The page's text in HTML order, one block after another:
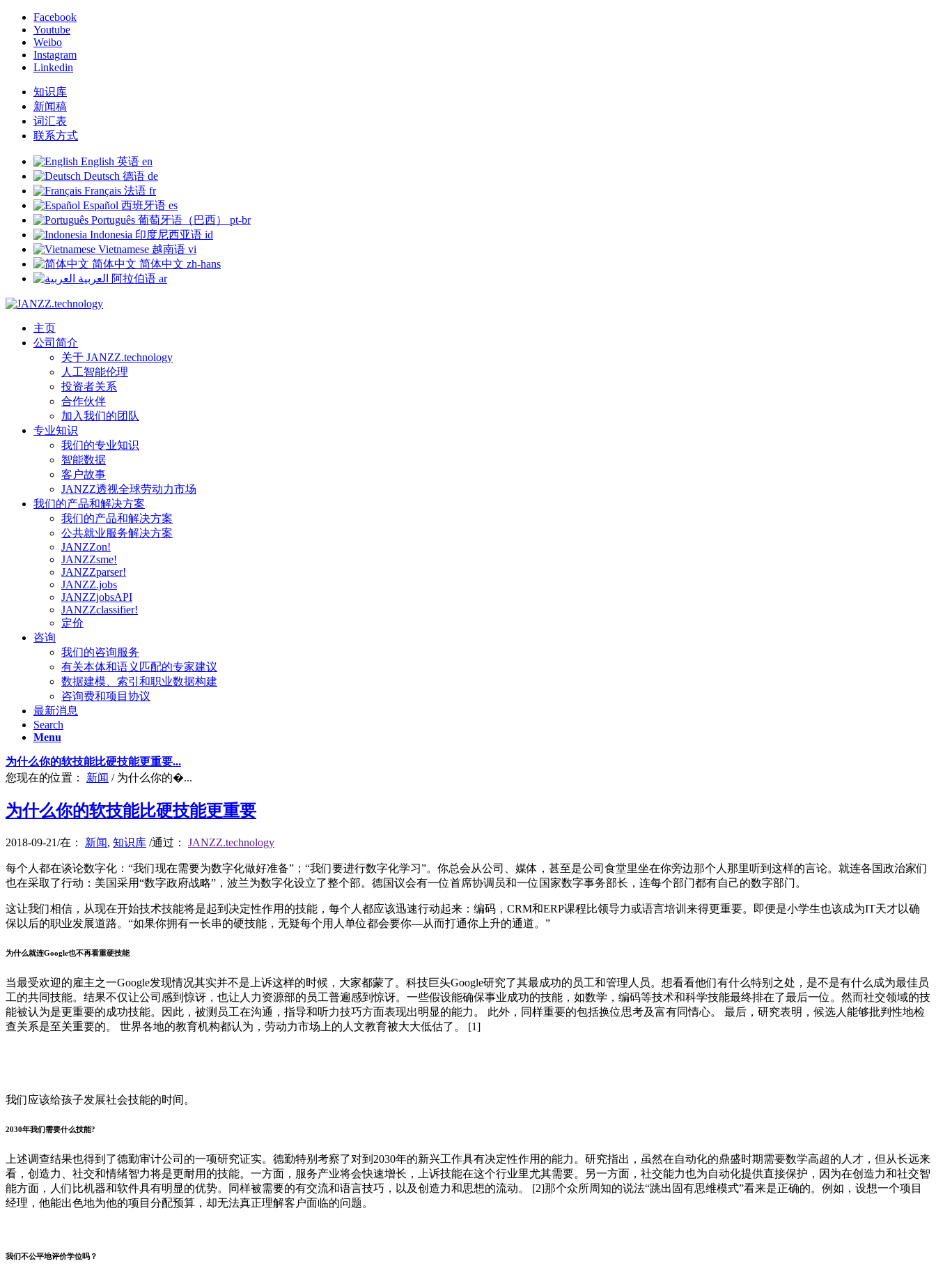
Facebook
Youtube
Weibo
Instagram
Linkedin
知识库
新闻稿
词汇表
联系方式
English 英语 en
Deutsch 德语 de
Français 法语 fr
Español 西班牙语 es
Português 葡萄牙语（巴西）
pt-br
Indonesia 印度尼西亚语 id
Vietnamese 越南语 vi
简体中文 简体中文 zh-hans
العربية
阿拉伯语 ar
主页
公司简介
关于 JANZZ.technology
人工智能伦理
投资者关系
合作伙伴
加入我们的团队
专业知识
我们的专业知识
智能数据
客户故事
JANZZ透视全球劳动力市场
我们的产品和解决方案
我们的产品和解决方案
公共就业服务解决方案
JANZZon!
JANZZsme!
JANZZparser!
JANZZ.jobs
JANZZjobsAPI
JANZZclassifier!
定价
咨询
我们的咨询服务
有关本体和语义匹配的专家建议
数据建模、索引和职业数据构建
咨询费和项目协议
最新消息
Search
Menu
为什么你的软技能比硬技能更重要...
您现在的位置：
新闻 / 为什么你的�...
为什么你的软技能比硬技能更重要
2018-09-21/在： 新闻, 知识库 /通过： JANZZ.technology
每个人都在谈论数字化：“我们现在需要为数字化做好准备”；“我们要进行数字化学习”。你总会从公司、媒体，甚至是公司食堂里坐在你旁边那个人那里听到这样的言论。就连各国政治家们
也在采取了行动：美国采用“数字政府战略”，波兰为数字化设立了整个部。德国议会有一位首席协调员和一位国家数字事务部长，连每个部门都有自己的数字部门。
这让我们相信，从现在开始技术技能将是起到决定性作用的技能，每个人都应该迅速行动起来：编码，CRM和ERP课程比领导力或语言培训来得更重要。即便是小学生也该成为IT天才以确
保以后的职业发展道路。“如果你拥有一长串的硬技能，无疑每个用人单位都会要你—从而打通你上升的通道。”
为什么就连Google也不再看重硬技能
当最受欢迎的雇主之一Google发现情况其实并不是上诉这样的时候，大家都蒙了。科技巨头Google研究了其最成功的员工和管理人员。想看看他们有什么特别之处，是不是有什么成为最佳员
工的共同技能。结果不仅让公司感到惊讶，也让人力资源部的员工普遍感到惊讶。一些假设能确保事业成功的技能，如数学，编码等技术和科学技能最终排在了最后一位。然而社交领域的技
能被认为是更重要的成功技能。因此，被测员工在沟通，指导和听力技巧方面表现出明显的能力。 此外，同样重要的包括换位思考及富有同情心。 最后，研究表明，候选人能够批判性地检
查关系是至关重要的。 世界各地的教育机构都认为，劳动力市场上的人文教育被大大低估了。 [1]
我们应该给孩子发展社会技能的时间。
2030年我们需要什么技能?
上述调查结果也得到了德勤审计公司的一项研究证实。德勤特别考察了对到2030年的新兴工作具有决定性作用的能力。研究指出，虽然在自动化的鼎盛时期需要数学高超的人才，但从长远来
看，创造力、社交和情绪智力将是更耐用的技能。一方面，服务产业将会快速增长，上诉技能在这个行业里尤其需要。另一方面，社交能力也为自动化提供直接保护，因为在创造力和社交智
能方面，人们比机器和软件具有明显的优势。同样被需要的有交流和语言技巧，以及创造力和思想的流动。 [2]那个众所周知的说法“跳出固有思维模式”看来是正确的。例如，设想一个项目
经理，他能出色地为他的项目分配预算，却无法真正理解客户面临的问题。
我们不公平地评价学位吗？